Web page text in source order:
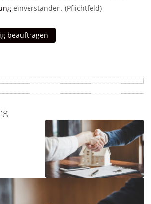
einverstanden. (Pflichtfeld)